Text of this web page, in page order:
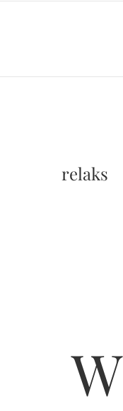
relaks
Wiosna dodaje nam siły i budzi się w nas chęć do życia, lato nastraja nas pozytywnie, wyjeżdżamy na urlop,